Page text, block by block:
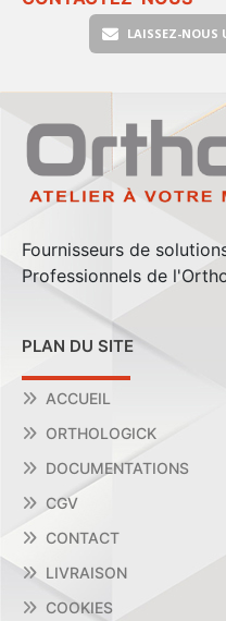
LAISSEZ-NOUS
Fournisseurs de
Professionnels de
PLAN DU SITE
ACCUEIL
ORTHOLOGICK
DOCUMENTATIONS
CGV
CONTACT
LIVRAISON
COOKIES